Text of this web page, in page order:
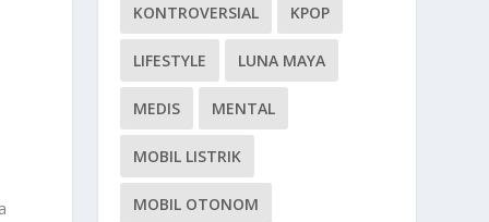
KONTROVERSIAL KPOP
LIFESTYLE LUNA MAYA
MEDIS MENTAL
MOBIL LISTRIK
MOBIL OTONOM